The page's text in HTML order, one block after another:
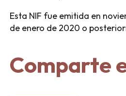
Esta NIF fue emitida en
de enero de 2020 o
Comparte